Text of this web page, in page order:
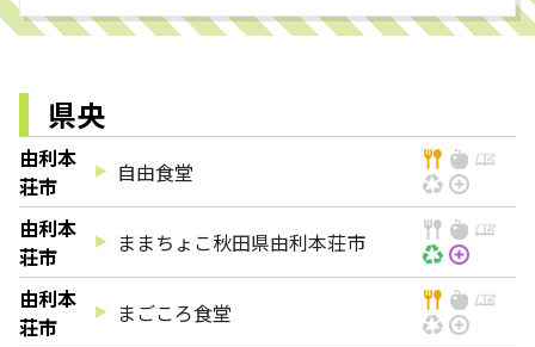
県央
由利本
荘市
自由食堂
由利本
荘市
ままちょこ秋田県由利本荘市
由利本
荘市
まごころ食堂